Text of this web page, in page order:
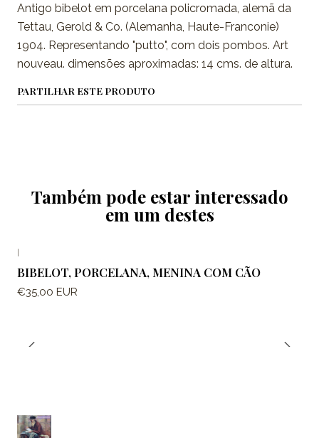
Antigo bibelot em porcelana policromada, alemã da
Tettau, Gerold & Co. (Alemanha, Haute-Franconie)
1904. Representando "putto", com dois pombos. Art
nouveau. dimensões aproximadas: 14 cms. de altura.
PARTILHAR ESTE PRODUTO
Também pode estar interessado
em um destes
|
BIBELOT, PORCELANA, MENINA COM CÃO
€35,00 EUR